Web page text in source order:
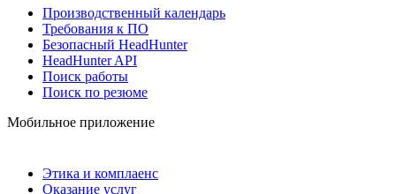
Производственный календарь
Требования к ПО
Безопасный HeadHunter
HeadHunter API
Поиск работы
Поиск по резюме
Мобильное приложение
Этика и комплаенс
Оказание услуг